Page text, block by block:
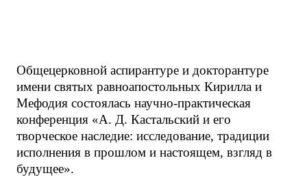
Общецерковной аспирантуре и докторантуре
имени святых равноапостольных Кирилла и
Мефодия состоялась научно-практическая
конференция «А. Д. Кастальский и его
творческое наследие: исследование, традиции
исполнения в прошлом и настоящем, взгляд в
будущее».